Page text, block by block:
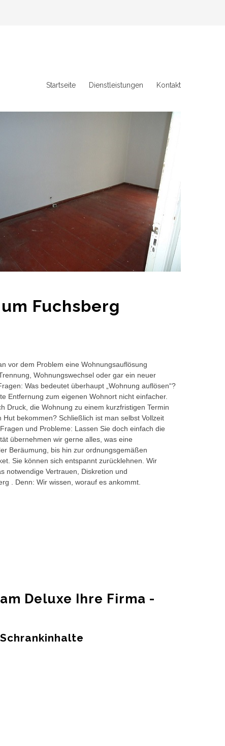
Startseite Dienstleistungen Kontakt
Fuchsberg
vor dem Problem eine Wohnungsauflösung
Wohnungswechsel oder gar ein neuer
Was bedeutet überhaupt „Wohnung auflösen“?
Entfernung zum eigenen Wohnort nicht einfacher.
Druck, die Wohnung zu einem kurzfristigen Termin
bekommen? Schließlich ist man selbst Vollzeit
und Probleme: Lassen Sie doch einfach die
übernehmen wir gerne alles, was eine
Beräumung, bis hin zur ordnungsgemäßen
Sie können sich entspannt zurücklehnen. Wir
notwendige Vertrauen, Diskretion und
. Denn: Wir wissen, worauf es ankommt.
Deluxe Ihre Firma -